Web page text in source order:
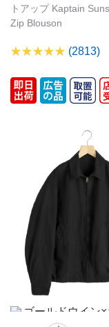
トアップ Kaptain
Zip Blouson
(2813)